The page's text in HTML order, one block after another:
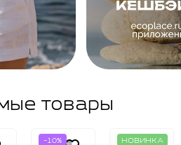
товары
-10%
НОВИНКА